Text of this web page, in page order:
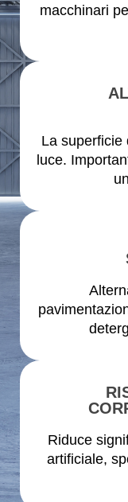
macchinari
La superficie
luce.
Riduce
artificiale,